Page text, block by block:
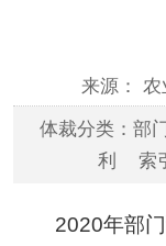
来源：
体裁分类：部
利 索
2020年部